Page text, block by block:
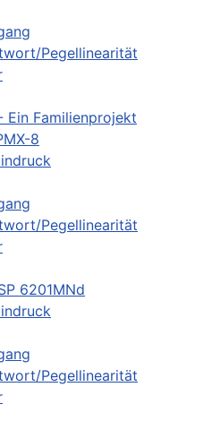
Pegellinearität
Ein Familienprojekt
8
Pegellinearität
6201MNd
Pegellinearität